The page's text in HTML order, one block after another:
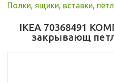
Полки, ящики, вставки,
IKEA 70368491
закрывающ